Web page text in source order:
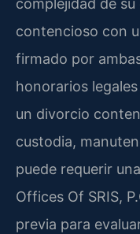
complejidad de
contencioso con
firmado por
honorarios
un divorcio
custodia,
puede requerir
Offices Of SRIS,
previa para